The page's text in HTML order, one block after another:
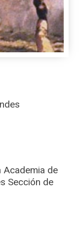
Academia de
Sección de